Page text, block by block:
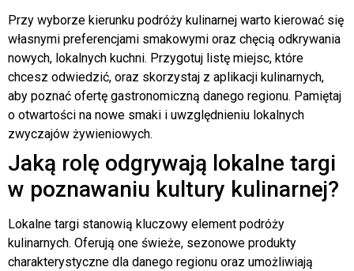
Przy wyborze kierunku podróży kulinarnej warto kierować się
własnymi preferencjami smakowymi oraz chęcią odkrywania
nowych, lokalnych kuchni. Przygotuj listę miejsc, które
chcesz odwiedzić, oraz skorzystaj z aplikacji kulinarnych,
aby poznać ofertę gastronomiczną danego regionu. Pamiętaj
o otwartości na nowe smaki i uwzględnieniu lokalnych
zwyczajów żywieniowych.
Jaką rolę odgrywają lokalne targi
w poznawaniu kultury kulinarnej?
Lokalne targi stanowią kluczowy element podróży
kulinarnych. Oferują one świeże, sezonowe produkty
charakterystyczne dla danego regionu oraz umożliwiają